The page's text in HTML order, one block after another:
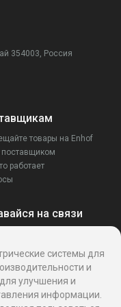
354003, Россия
товары на Enhof
поставщиком
работает
на связи
системы для
и
улучшения и
информации.